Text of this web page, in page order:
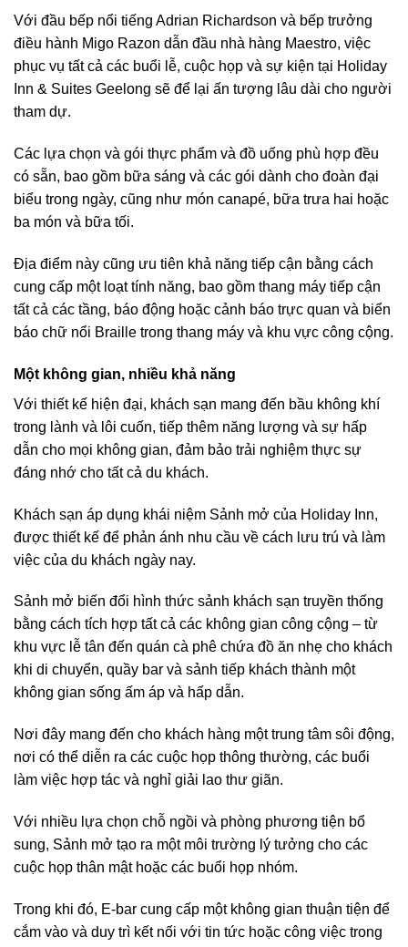
Với đầu bếp nổi tiếng Adrian Richardson và bếp trưởng
điều hành Migo Razon dẫn đầu nhà hàng Maestro, việc
phục vụ tất cả các buổi lễ, cuộc họp và sự kiện tại Holiday
Inn & Suites Geelong sẽ để lại ấn tượng lâu dài cho người
tham dự.
Các lựa chọn và gói thực phẩm và đồ uống phù hợp đều
có sẵn, bao gồm bữa sáng và các gói dành cho đoàn đại
biểu trong ngày, cũng như món canapé, bữa trưa hai hoặc
ba món và bữa tối.
Địa điểm này cũng ưu tiên khả năng tiếp cận bằng cách
cung cấp một loạt tính năng, bao gồm thang máy tiếp cận
tất cả các tầng, báo động hoặc cảnh báo trực quan và biển
báo chữ nổi Braille trong thang máy và khu vực công cộng.
Một không gian, nhiều khả năng
Với thiết kế hiện đại, khách sạn mang đến bầu không khí
trong lành và lôi cuốn, tiếp thêm năng lượng và sự hấp
dẫn cho mọi không gian, đảm bảo trải nghiệm thực sự
đáng nhớ cho tất cả du khách.
Khách sạn áp dụng khái niệm Sảnh mở của Holiday Inn,
được thiết kế để phản ánh nhu cầu về cách lưu trú và làm
việc của du khách ngày nay.
Sảnh mở biến đổi hình thức sảnh khách sạn truyền thống
bằng cách tích hợp tất cả các không gian công cộng – từ
khu vực lễ tân đến quán cà phê chứa đồ ăn nhẹ cho khách
khi di chuyển, quầy bar và sảnh tiếp khách thành một
không gian sống ấm áp và hấp dẫn.
Nơi đây mang đến cho khách hàng một trung tâm sôi động,
nơi có thể diễn ra các cuộc họp thông thường, các buổi
làm việc hợp tác và nghỉ giải lao thư giãn.
Với nhiều lựa chọn chỗ ngồi và phòng phương tiện bổ
sung, Sảnh mở tạo ra một môi trường lý tưởng cho các
cuộc họp thân mật hoặc các buổi họp nhóm.
Trong khi đó, E-bar cung cấp một không gian thuận tiện để
cắm vào và duy trì kết nối với tin tức hoặc công việc trong